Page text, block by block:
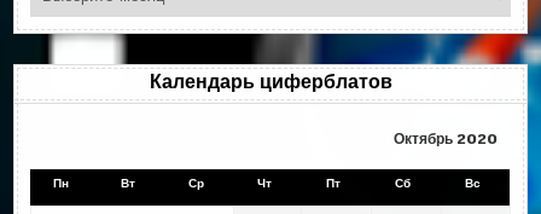
месяцам
Календарь циферблатов
Октябрь 2020
Пн Вт Ср Чт Пт Сб Вс